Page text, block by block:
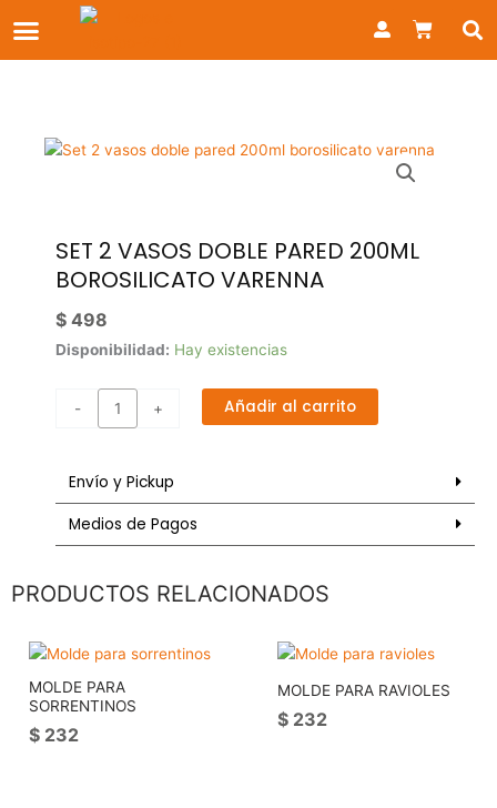
contenido
Carrito
SET 2 VASOS DOBLE PARED 200ML
BOROSILICATO VARENNA
$ 498
Disponibilidad: Hay existencias
-
Set
200ml
borosilicato
varenna
cantidad
+ Añadir al carrito
Envío y Pickup
Medios de Pagos
PRODUCTOS RELACIONADOS
MOLDE PARA
SORRENTINOS
$ 232
MOLDE PARA RAVIOLES
$ 232